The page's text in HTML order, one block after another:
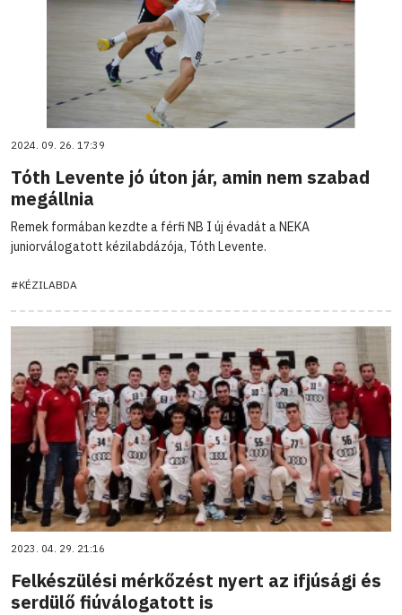
2024. 09. 26. 17:39
Tóth Levente jó úton jár, amin nem szabad
megállnia
Remek formában kezdte a férfi NB I új évadát a NEKA
juniorválogatott kézilabdázója, Tóth Levente.
#KÉZILABDA
2023. 04. 29. 21:16
Felkészülési mérkőzést nyert az ifjúsági és
serdülő fiúválogatott is